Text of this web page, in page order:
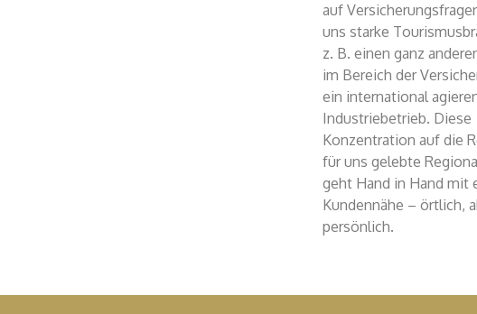
auf
uns starke
z. B. einen ganz
im Bereich der
ein international
Industriebetrieb. Diese
Konzentration auf die
für uns gelebte
geht Hand in Hand mit
Kundennähe – örtlich,
persönlich.